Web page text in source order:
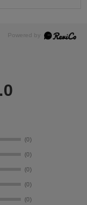
(0)
(0)
(0)
(0)
(0)